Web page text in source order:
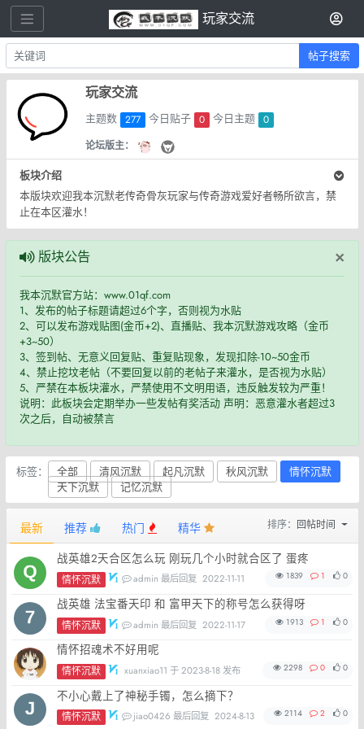
玩家交流
帖子搜索
玩家交流
主题数 277 今日贴子 0 今日主题 0
论坛版主：
板块介绍
本版块欢迎我本沉默老传奇骨灰玩家与传奇游戏爱好者畅所欲言，禁
止在本区灌水！
×
版块公告
我本沉默官方站：www.01qf.com
1、发布的帖子标题请超过6个字，否则视为水贴
2、可以发布游戏贴图(金币+2)、直播贴、我本沉默游戏攻略（金币
+3~50）
3、签到帖、无意义回复贴、重复贴现象，发现扣除-10~50金币
4、禁止挖坟老帖（不要回复以前的老帖子来灌水，是否视为水贴）
5、严禁在本板块灌水，严禁使用不文明用语，违反触发较为严重！
说明：此板块会定期举办一些发帖有奖活动 声明：恶意灌水者超过3
次之后，自动被禁言
标签： 全部 清风沉默 起凡沉默 秋风沉默
情怀沉默
天下沉默
记忆沉默
最新 推荐 热门 精华 排序： 回帖时间
战英雄2天合区怎么玩 刚玩几个小时就合区了 蛋疼
情怀沉默 admin 最后回复 2022-11-11 1839 1 0
战英雄 法宝番天印 和 富甲天下的称号怎么获得呀
情怀沉默 admin 最后回复 2022-11-17 1913 1 0
情怀招魂术不好用呢
情怀沉默 xuanxiao11 于 2023-8-18 发布 2298 0 0
不小心戴上了神秘手镯，怎么摘下？
情怀沉默 jiao0426 最后回复 2024-8-13 2114 2 0